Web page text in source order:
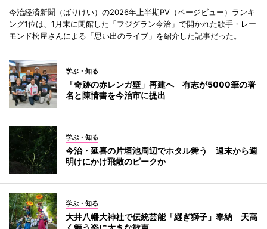
今治経済新聞（ばりけい）の2026年上半期PV（ページビュー）ランキ
ング1位は、1月末に閉館した「フジグラン今治」で開かれた歌手・レー
モンド松屋さんによる「思い出のライブ」を紹介した記事だった。
学ぶ・知る
「奇跡の赤レンガ壁」再建へ 有志が5000筆の署
名と陳情書を今治市に提出
学ぶ・知る
今治・延喜の片垣池周辺でホタル舞う 週末から週
明けにかけ飛散のピークか
学ぶ・知る
大井八幡大神社で伝統芸能「継ぎ獅子」奉納 天高